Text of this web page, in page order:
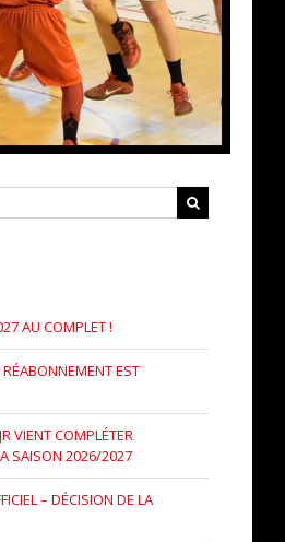
AU COMPLET !
EST
VIENT COMPLÉTER
SAISON 2026/2027
– DÉCISION DE LA